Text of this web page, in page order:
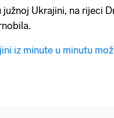
južnoj Ukrajini, na rijeci
iz minute u minutu